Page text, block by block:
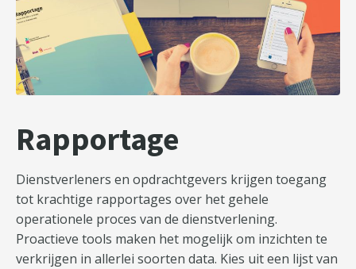
Rapportage
Dienstverleners en opdrachtgevers krijgen toegang
tot krachtige rapportages over het gehele
operationele proces van de dienstverlening.
Proactieve tools maken het mogelijk om inzichten te
verkrijgen in allerlei soorten data. Kies uit een lijst van